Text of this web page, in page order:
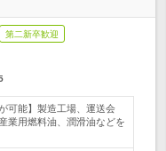
第二新卒歓迎
可能】製造工場、運送会
業用燃料油、潤滑油などを